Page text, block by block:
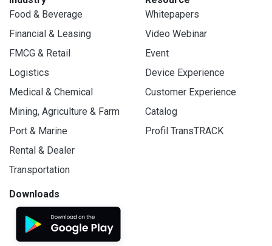
Food & Beverage
Financial & Leasing
FMCG & Retail
Logistics
Medical & Chemical
Mining, Agriculture & Farm
Port & Marine
Rental & Dealer
Transportation
Whitepapers
Video Webinar
Event
Device Experience
Customer Experience
Catalog
Profil TransTRACK
Downloads